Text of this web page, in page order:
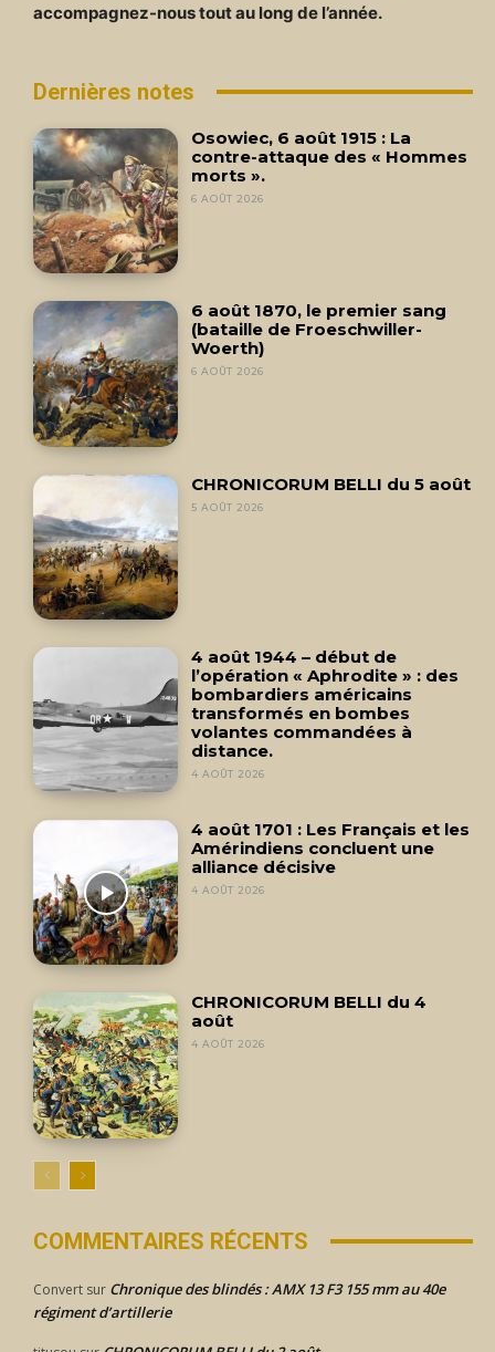
accompagnez-nous tout au long de l’année.
Dernières notes
Osowiec, 6 août 1915 : La
contre-attaque des « Hommes
morts ».
6 AOÛT 2026
6 août 1870, le premier sang
(bataille de Froeschwiller-
Woerth)
6 AOÛT 2026
CHRONICORUM BELLI du 5 août
5 AOÛT 2026
4 août 1944 – début de
l’opération « Aphrodite » : des
bombardiers américains
transformés en bombes
volantes commandées à
distance.
4 AOÛT 2026
4 août 1701 : Les Français et les
Amérindiens concluent une
alliance décisive
4 AOÛT 2026
CHRONICORUM BELLI du 4
août
4 AOÛT 2026
COMMENTAIRES RÉCENTS
Convert sur Chronique des blindés : AMX 13 F3 155 mm au 40e
régiment d’artillerie